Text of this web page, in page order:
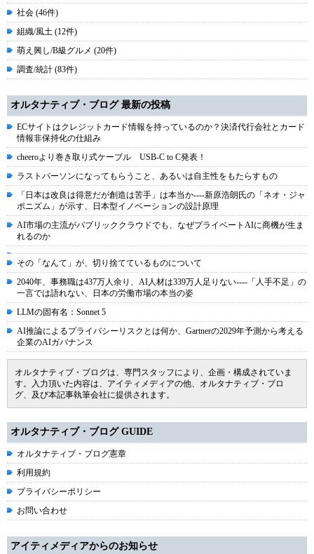
社会 (46件)
組織/風土 (12件)
萌え興し/B級グルメ (20件)
調査/統計 (83件)
オルタナティブ・ブログ 最新の投稿
ECサイトはクレジットカード情報を持っているのか？決済代行会社とカード
情報非保持化の仕組み
cheeroより巻き取り式ケーブル USB-C to C発表！
ラストパーソンになってもらうこと、あるいは自主性をもたらすもの
「日本は改良は得意だが創造は苦手」は本当か----新原浩朗氏の「ネオ・ジャ
ポニズム」が示す、日本型イノベーションの設計原理
AI市場の主流がパブリッククラウドでも、なぜプライベートAIに商機が生ま
れるのか
その「なんて」が、切り捨てているものについて
2040年、事務職は437万人余り、AI人材は339万人足りない----「人手不足」の
一言では語れない、日本の労働市場の本当の姿
LLMの固有名：Sonnet 5
AI推論によるプライバシーリスクとは何か、Gartnerの2029年予測から考える
企業のAIガバナンス
オルタナティブ・ブログは、専門スタッフにより、企画・構成されていま
す。入力頂いた内容は、アイティメディアの他、オルタナティブ・ブロ
グ、及び本記事執筆会社に提供されます。
オルタナティブ・ブログ GUIDE
オルタナティブ・ブログ憲章
利用規約
プライバシーポリシー
お問い合わせ
アイティメディアからのお知らせ